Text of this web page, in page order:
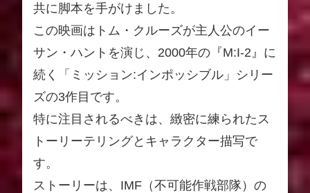
共に脚本を手がけました。
この映画はトム・クルーズが主人公のイー
サン・ハントを演じ、2000年の『M:I-2』に
続く「ミッション:インポッシブル」シリー
ズの3作目です。
特に注目されるべきは、緻密に練られたス
トーリーテリングとキャラクター描写で
す。
ストーリーは、IMF（不可能作戦部隊）の